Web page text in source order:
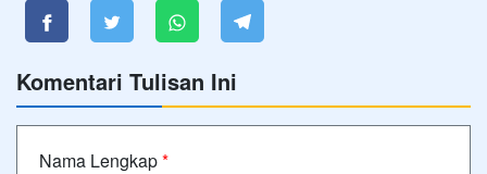
Komentari Tulisan Ini
Nama Lengkap*